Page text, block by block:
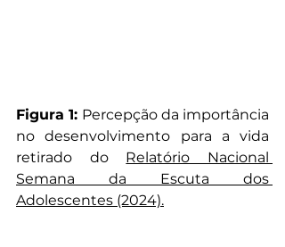
Figura 1: Percepção da importância
no desenvolvimento para a vida
retirado do Relatório Nacional
Semana da Escuta dos
Adolescentes (2024).